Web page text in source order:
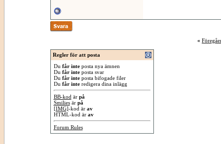
«
Regler för att posta
Du får inteposta nya ämnen
Du får inteposta svar
Du får inteposta bifogade filer
Du får interedigera dina inlägg
BB-kod är på
Smiliesär på
[IMG]-kod är av
HTML-kod är av
Forum Rules